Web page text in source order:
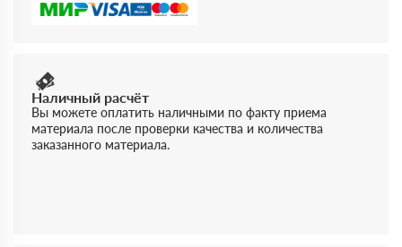
Наличный расчёт
Вы можете оплатить наличными по факту приема
материала после проверки качества и количества
заказанного материала.